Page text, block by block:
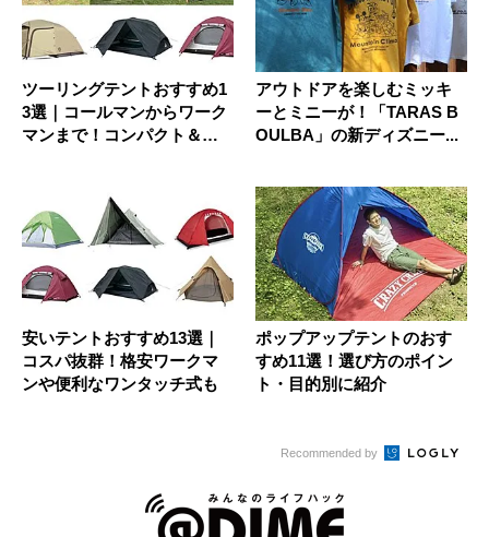
ツーリングテントおすすめ1
3選｜コールマンからワーク
マンまで！コンパクト＆軽
アウトドアを楽しむミッキ
ーとミニーが！「TARAS B
OULBA」の新ディズニー...
安いテントおすすめ13選｜
コスパ抜群！格安ワークマ
ンや便利なワンタッチ式も
ポップアップテントのおす
すめ11選！選び方のポイン
ト・目的別に紹介
Recommended by